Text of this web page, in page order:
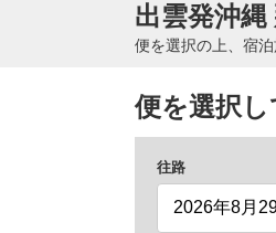
出雲発沖縄
便を選択の上、宿
便を選択
往路